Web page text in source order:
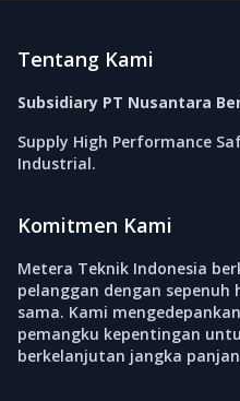
Tentang Kami
Subsidiary PT Nusantara
Supply High Performance
Industrial.
Komitmen Kami
Metera Teknik Indonesia
pelanggan dengan
sama. Kami
pemangku kepentingan
berkelanjutan jangka